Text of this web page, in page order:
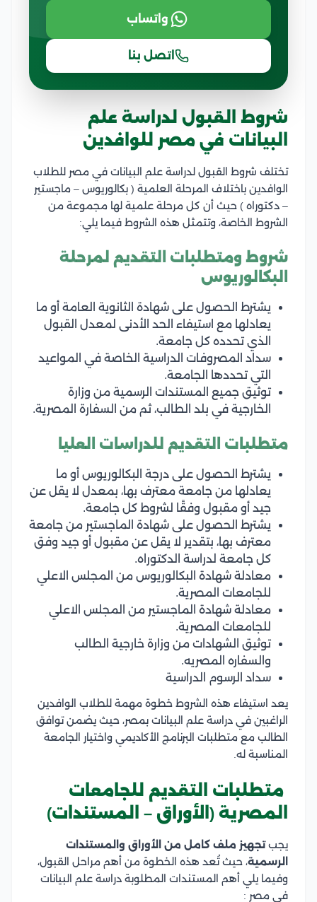
واتساب
اتصل بنا
شروط القبول لدراسة علم
البيانات في مصر للوافدين
تختلف شروط القبول لدراسة علم البيانات في مصر للطلاب
الوافدين باختلاف المرحلة العلمية ( بكالوريوس – ماجستير
– دكتوراه ) حيث أن كل مرحلة علمية لها مجموعة من
الشروط الخاصة، وتتمثل هذه الشروط فيما يلي:
شروط ومتطلبات التقديم لمرحلة
البكالوريوس
يشترط الحصول على شهادة الثانوية العامة أو ما
يعادلها مع استيفاء الحد الأدنى لمعدل القبول
الذي تحدده كل جامعة.
سداد المصروفات الدراسية الخاصة في المواعيد
التي تحددها الجامعة.
توثيق جميع المستندات الرسمية من وزارة
الخارجية في بلد الطالب، ثم من السفارة المصرية.
متطلبات التقديم للدراسات العليا
يشترط الحصول على درجة البكالوريوس أو ما
يعادلها من جامعة معترف بها، بمعدل لا يقل عن
جيد أو مقبول وفقًا لشروط كل جامعة.
يشترط الحصول على شهادة الماجستير من جامعة
معترف بها، بتقدير لا يقل عن مقبول أو جيد وفق
كل جامعة لدراسة الدكتوراه.
معادلة شهادة البكالوريوس من المجلس الاعلي
للجامعات المصرية.
معادلة شهادة الماجستير من المجلس الاعلي
للجامعات المصرية.
توثيق الشهادات من وزارة خارجية الطالب
والسفاره المصريه.
سداد الرسوم الدراسية
يعد استيفاء هذه الشروط خطوة مهمة للطلاب الوافدين
الراغبين في دراسة علم البيانات بمصر، حيث يضمن توافق
الطالب مع متطلبات البرنامج الأكاديمي واختيار الجامعة
المناسبة له.
متطلبات التقديم للجامعات
المصرية (الأوراق – المستندات)
يجبتجهيز ملف كامل من الأوراق والمستندات
الرسمية، حيث تُعد هذه الخطوة من أهم مراحل القبول،
وفيما يلي أهم المستندات المطلوبة دراسة علم البيانات
في مصر :